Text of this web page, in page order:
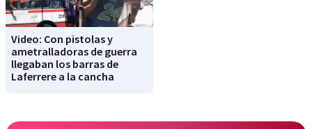
Video: Con pistolas y
ametralladoras de guerra
llegaban los barras de
Laferrere a la cancha